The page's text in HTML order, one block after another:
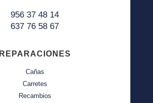
956 37 48 14
637 76 58 67
REPARACIONES
Cañas
Carretes
Recambios